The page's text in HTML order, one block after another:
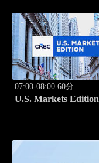
07:00-08:00 60分
U.S. Markets Edition